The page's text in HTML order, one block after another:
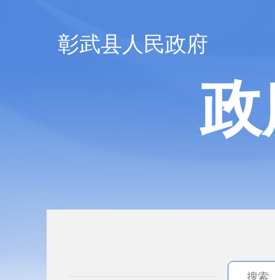
彰武县人民政府